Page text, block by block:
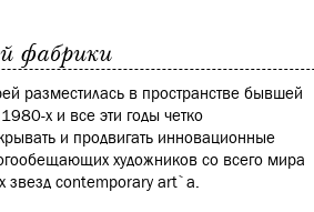
фабрики
разместилась в пространстве бывшей
х и все эти годы четко
и продвигать инновационные
художников со всего мира
звезд contemporary art`а.